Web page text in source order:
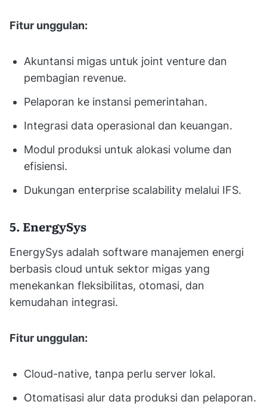
Fitur unggulan:
Akuntansi migas untuk joint venture dan
pembagian revenue.
Pelaporan ke instansi pemerintahan.
Integrasi data operasional dan keuangan.
Modul produksi untuk alokasi volume dan
efisiensi.
Dukungan enterprise scalability melalui IFS.
5. EnergySys
EnergySys adalah software manajemen energi
berbasis cloud untuk sektor migas yang
menekankan fleksibilitas, otomasi, dan
kemudahan integrasi.
Fitur unggulan:
Cloud-native, tanpa perlu server lokal.
Otomatisasi alur data produksi dan pelaporan.